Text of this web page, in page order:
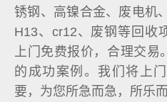
锈钢、高镍合金、废电机
H13、cr12、废钢等回收
上门免费报价，合理交
的成功案例。我们将上
要，为您所急而急，所乐而